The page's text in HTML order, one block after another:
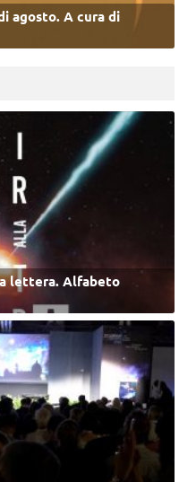
agosto. A cura di
lettera. Alfabeto